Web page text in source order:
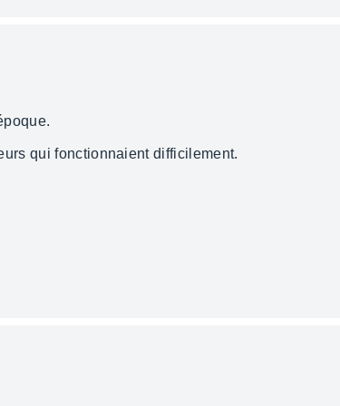
qui fonctionnaient difficilement.